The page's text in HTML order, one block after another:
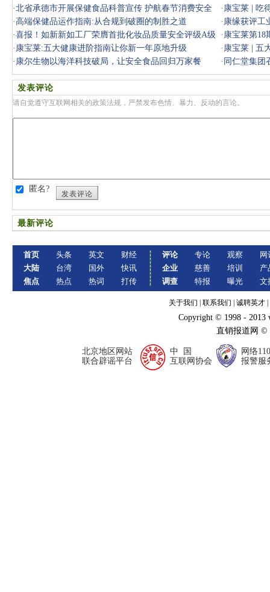
·北省承德市开展保健食品科普宣传 护航春节消费安全 · 康宝莱 | 吃
充蛋
·高端保健品运作指南:从合规到破圈的制胜之道 · 康缘获评工
·喜报！如新新如工厂荣膺首批化妆品质量安全评级A级
企业
· 康宝莱第18
· 康宝莱:五大健康进阶指南让你新一年原地升级 · 康宝莱 | 五
· 康尔生物以海洋科技破局，让安全食品回归万家餐 · 同仁堂集团
发表评论
请自觉遵守互联网相关的政策法规，严禁发布色情、暴力、反动的言论。
匿名?
发表评论
最新评论
首页
大陆
焦点
头条
台湾
热点
英文
国外
热词
财经
快讯
打传
评论
企业
调查
专论
慈善
特报
观察
培训
曝光
网
产
文
关于我们 联系我们 诚聘英才
Copyright © 1998 - 2013
直销报道网
北京地区网站
联合辟谣平台
中 国
互联网协会
网络110
报警服